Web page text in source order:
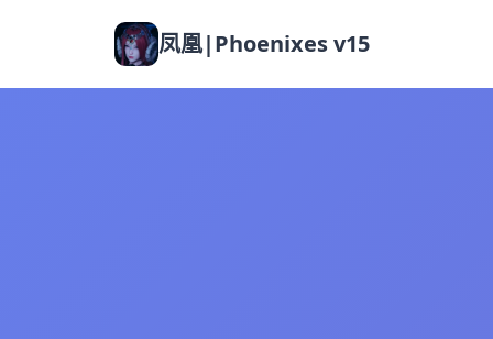
凤凰|Phoenixes v15